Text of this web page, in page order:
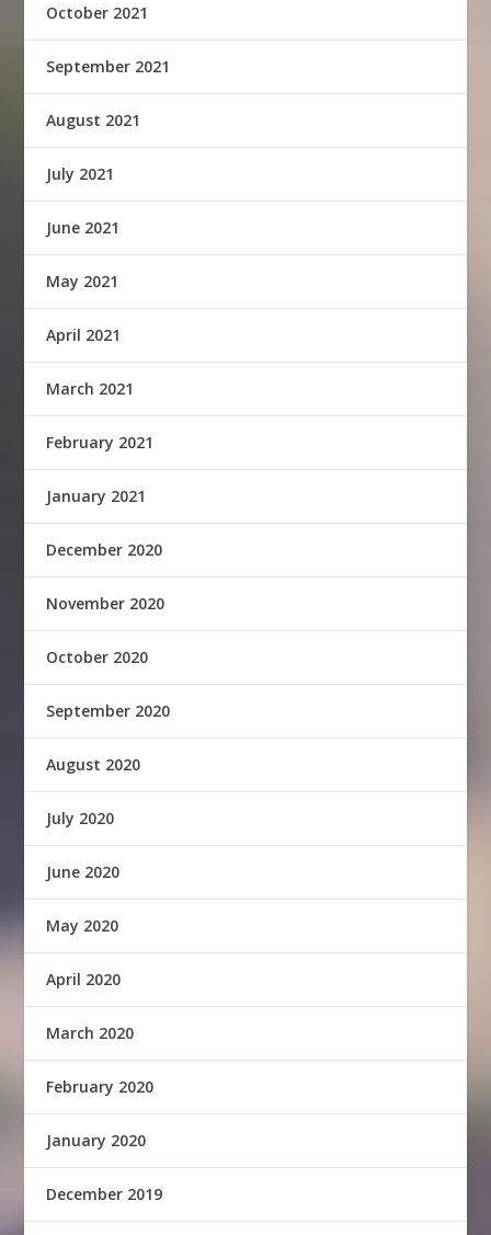
October 2021
September 2021
August 2021
July 2021
June 2021
May 2021
April 2021
March 2021
February 2021
January 2021
December 2020
November 2020
October 2020
September 2020
August 2020
July 2020
June 2020
May 2020
April 2020
March 2020
February 2020
January 2020
December 2019